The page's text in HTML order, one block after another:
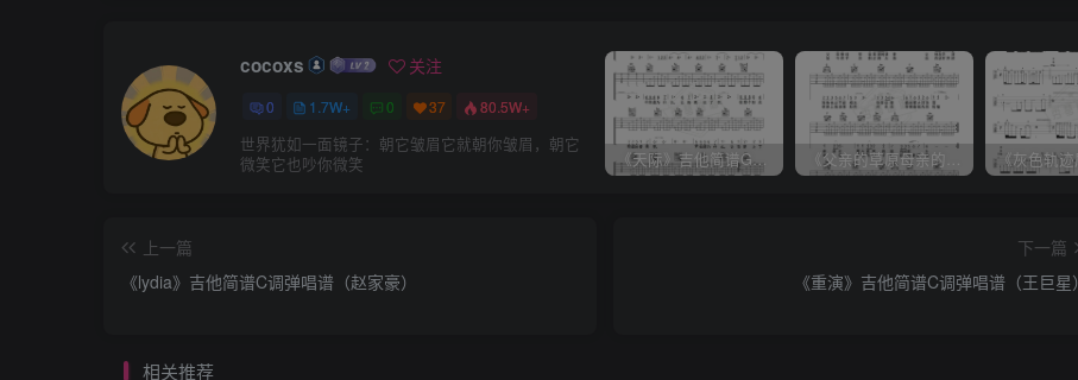
cocoxs 关注
0 1.7W+ 0 37 80.5W+
世界犹如一面镜子：朝它皱眉它就朝你皱眉，朝它
微笑它也吵你微笑
《天际》吉他简谱G调弹唱谱（姜玉阳） 《父亲的草原母亲的河》吉他简谱C调弹唱谱（腾格尔）
上一篇
《lydia》吉他简谱C调弹唱谱（赵家豪）
下一篇
《重演》吉他简谱C调弹唱谱（王巨星）
相关推荐